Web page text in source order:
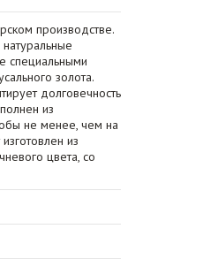
производстве.
специальными
золота.
долговечность
из
не менее, чем на
из
цвета, со